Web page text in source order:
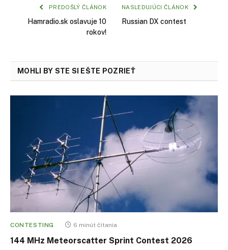
PREDOŠLÝ ČLÁNOK
Hamradio.sk oslavuje 10
rokov!
NASLEDUJÚCI ČLÁNOK
Russian DX contest
MOHLI BY STE SI EŠTE POZRIEŤ
CONTESTING 6 minút čítania
144 MHz Meteorscatter Sprint Contest 2026